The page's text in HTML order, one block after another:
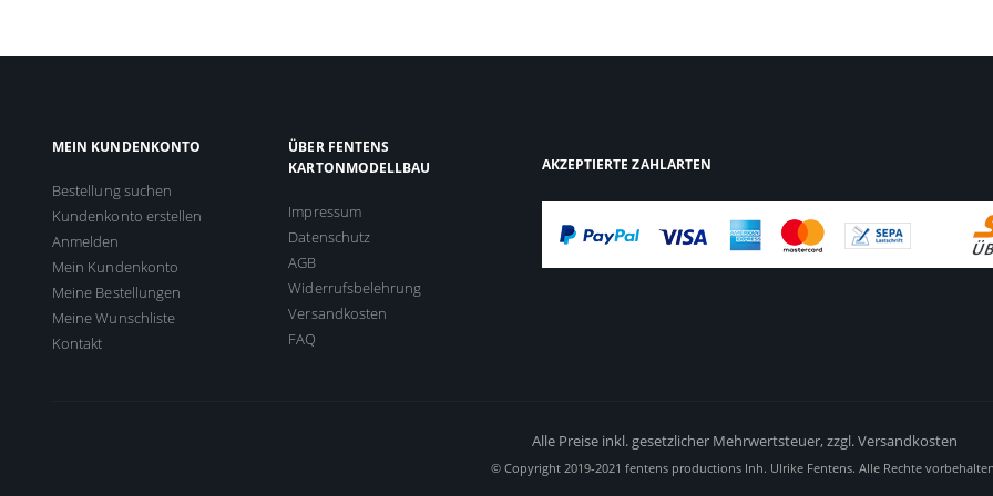
MEIN KUNDENKONTO
Bestellung suchen
Kundenkonto erstellen
Anmelden
Mein Kundenkonto
Meine Bestellungen
Meine Wunschliste
Kontakt
ÜBER FENTENS
KARTONMODELLBAU
Impressum
Datenschutz
AGB
Widerrufsbelehrung
Versandkosten
FAQ
AKZEPTIERTE ZAHLARTEN
Alle Preise inkl. gesetzlicher Mehrwertsteuer,zzgl. Versandkosten
© Copyright 2019-2021 fentens productions Inh. Ulrike Fentens. Alle Rechte